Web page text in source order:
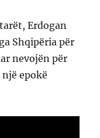
Erdogan
Shqipëria për
nevojën për
epokë